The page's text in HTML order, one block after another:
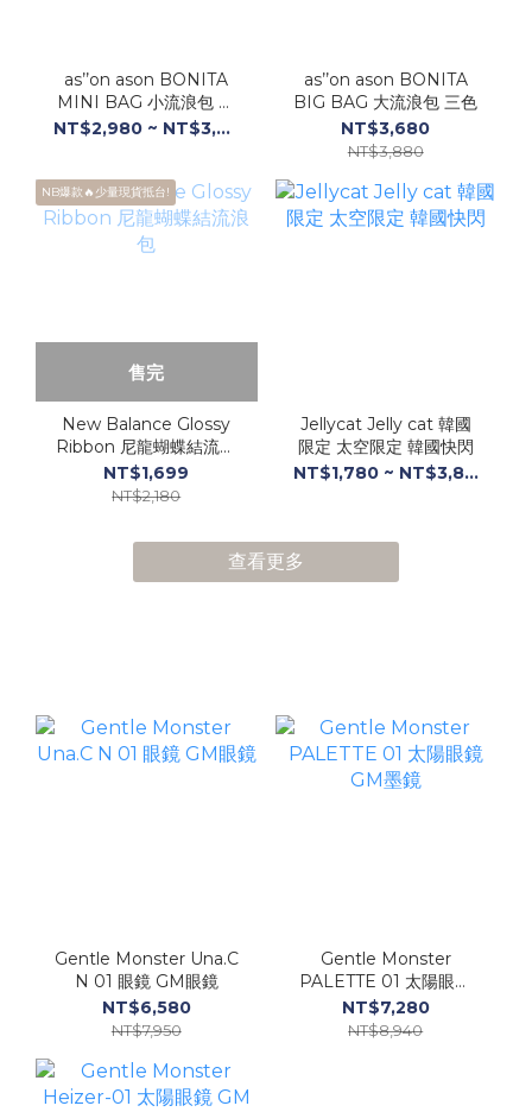
as’’on ason BONITA
MINI BAG 小流浪包 七
色
NT$2,980 ~ NT$3,380
as’’on ason BONITA
BIG BAG 大流浪包 三色
NT$3,680
NT$3,880
NB爆款🔥少量現貨抵台!
售完
New Balance Glossy
Ribbon 尼龍蝴蝶結流浪
包
NT$1,699
NT$2,180
Jellycat Jelly cat 韓國
限定 太空限定 韓國快閃
NT$1,780 ~ NT$3,880
查看更多
Gentle Monster Una.C
N 01 眼鏡 GM眼鏡
NT$6,580
NT$7,950
Gentle Monster
PALETTE 01 太陽眼鏡
GM墨鏡
NT$7,280
NT$8,940